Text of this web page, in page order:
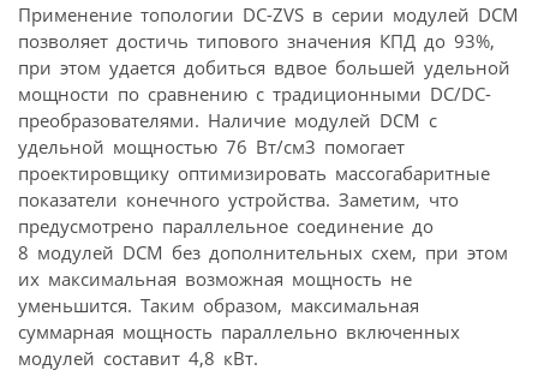
Применение топологии DC-ZVS в серии модулей DCM
позволяет достичь типового значения КПД до 93%,
при этом удается добиться вдвое большей удельной
мощности по сравнению с традиционными DC/DC-
преобразователями. Наличие модулей DCM с
удельной мощностью 76 Bт/см3 помогает
проектировщику оптимизировать массогабаритные
показатели конечного устройства. Заметим, что
предусмотрено параллельное соединение до
8 модулей DCM без дополнительных схем, при этом
их максимальная возможная мощность не
уменьшится. Таким образом, максимальная
суммарная мощность параллельно включенных
модулей составит 4,8 кВт.